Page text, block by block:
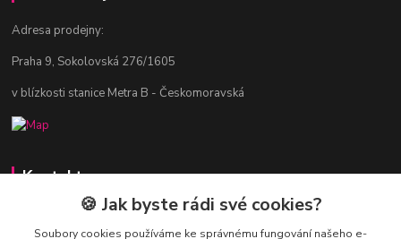
Adresa prodejny:
Praha 9, Sokolovská 276/1605
v blízkosti stanice Metra B - Českomoravská
Kontakty
Jitka Vlasáková
281 916 793
🍪 Jak byste rádi své cookies?
Soubory cookies používáme ke správnému fungování našeho e-